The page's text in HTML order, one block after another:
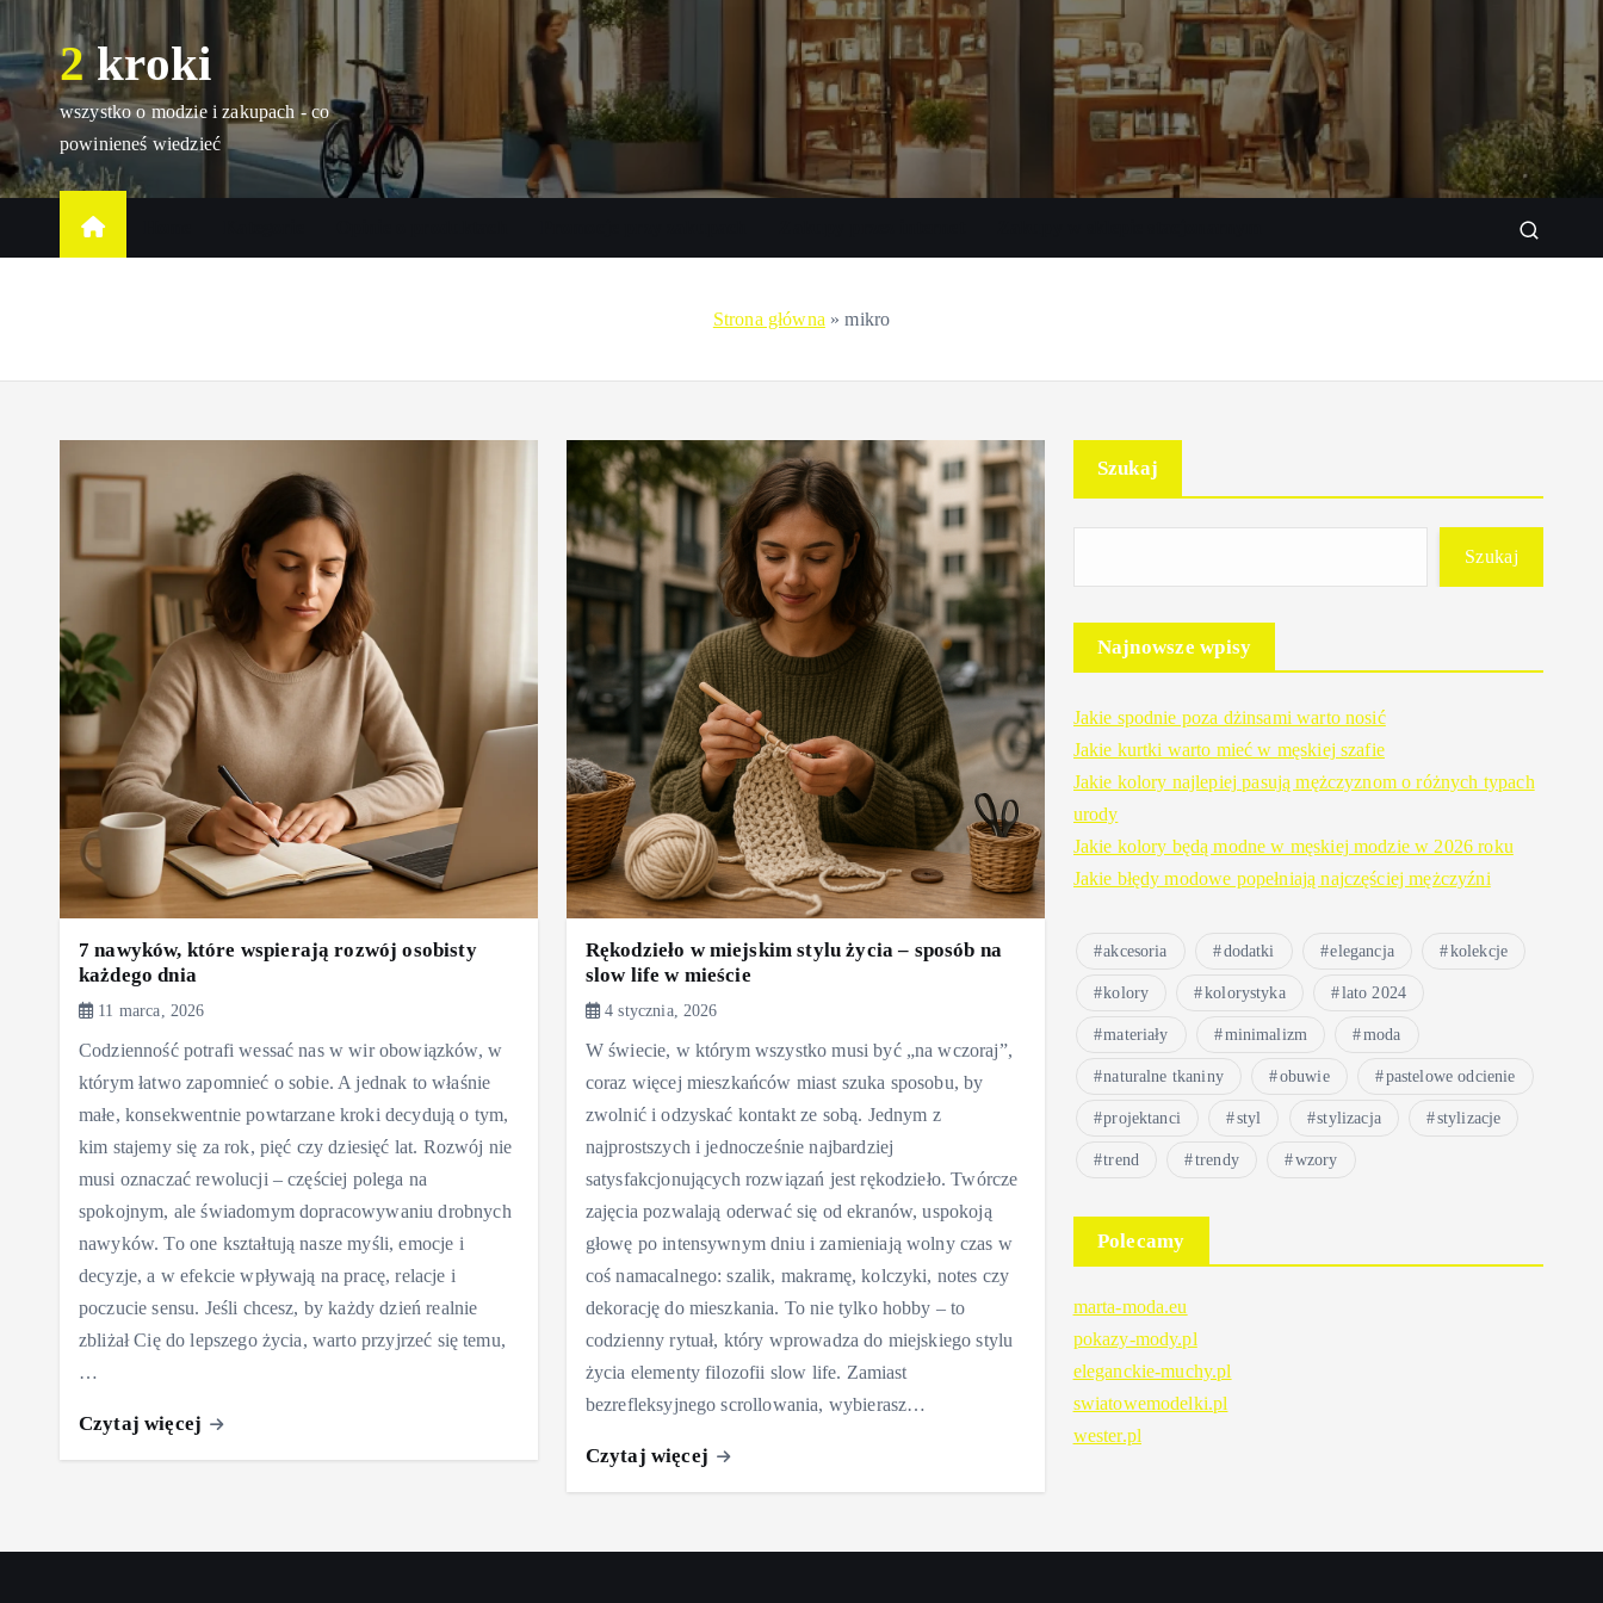
i
t
o
2 kroki
wszystko o modzie i zakupach - co
powinieneś wiedzieć
Strona główna »mikro
7 nawyków, które wspierają rozwój osobisty
każdego dnia
11 marca, 2026
Codzienność potrafi wessać nas w wir obowiązków, w
którym łatwo zapomnieć o sobie. A jednak to właśnie
małe, konsekwentnie powtarzane kroki decydują o tym,
kim stajemy się za rok, pięć czy dziesięć lat. Rozwój nie
musi oznaczać rewolucji – częściej polega na
spokojnym, ale świadomym dopracowywaniu drobnych
nawyków. To one kształtują nasze myśli, emocje i
decyzje, a w efekcie wpływają na pracę, relacje i
poczucie sensu. Jeśli chcesz, by każdy dzień realnie
zbliżał Cię do lepszego życia, warto przyjrzeć się temu,
…
Czytaj więcej
Rękodzieło w miejskim stylu życia – sposób na
slow life w mieście
4 stycznia, 2026
W świecie, w którym wszystko musi być „na wczoraj”,
coraz więcej mieszkańców miast szuka sposobu, by
zwolnić i odzyskać kontakt ze sobą. Jednym z
najprostszych i jednocześnie najbardziej
satysfakcjonujących rozwiązań jest rękodzieło. Twórcze
zajęcia pozwalają oderwać się od ekranów, uspokoją
głowę po intensywnym dniu i zamieniają wolny czas w
coś namacalnego: szalik, makramę, kolczyki, notes czy
dekorację do mieszkania. To nie tylko hobby – to
codzienny rytuał, który wprowadza do miejskiego stylu
życia elementy filozofii slow life. Zamiast
bezrefleksyjnego scrollowania, wybierasz…
Czytaj więcej
Szukaj
Szukaj
Najnowsze wpisy
Jakie spodnie poza dżinsami warto nosić
Jakie kurtki warto mieć w męskiej szafie
Jakie kolory najlepiej pasują mężczyznom o różnych typach
urody
Jakie kolory będą modne w męskiej modzie w 2026 roku
Jakie błędy modowe popełniają najczęściej mężczyźni
akcesoria dodatki elegancja kolekcje
kolory kolorystyka lato 2024
materiały minimalizm moda
naturalne tkaniny obuwie pastelowe odcienie
projektanci styl stylizacja stylizacje
trend trendy wzory
Polecamy
marta-moda.eu
pokazy-mody.pl
eleganckie-muchy.pl
swiatowemodelki.pl
wester.pl